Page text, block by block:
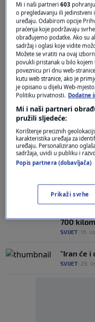
Sjeverna
SVIJET |31.
SVIJET 3. srp.
700
SVIJET 16. lis.
"Iran će i
SVIJET 29.
Mi i naši partneri603
o pregledavanju ili
uređaju. Odabirom opcije
praćenja koje podržavaju
obrađujemo podatke. Ako su
sadržaj i oglasi koje vidite
Možete se vratiti na ovaj
povukli pristanak u bilo
poveznicu pri dnu web-
kutu web stranice, ako je
je opisano u dijelu Web-
Politiku privatnosti. Dodatne
Mi i naši partneri
pružili sljedeće:
Korištenje preciznih
karakteristika uređaja za
uređaju. Personalizirano
sadržaja, uvidi u publiku i
Popis partnera (dobavljača)
Prikaži svrhe